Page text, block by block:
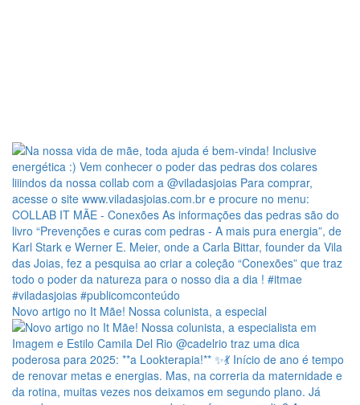
Novo artigo no It Mãe! Nossa colunista, a especial